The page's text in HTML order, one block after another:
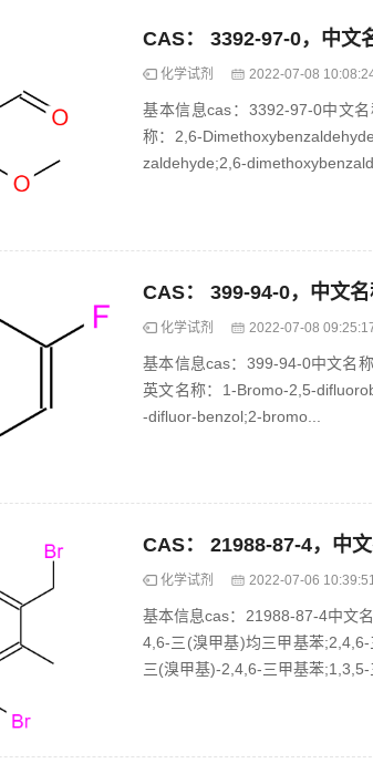
化学试剂 2022-07-08
基本信息cas：3392-97-0中文
称：2,6-
zaldehyde;2,6-
化学试剂 2022-07-08
基本信息cas：399-94-0中文名
英文名称：1-Bromo-2,5-
-difluor-benzol;2-bromo...
化学试剂 2022-07-06
基本信息cas：21988-87-4中文
4,6-三(溴甲基)均三甲基苯
三(溴甲基)-2,4,6-三甲基苯;1,3,5-